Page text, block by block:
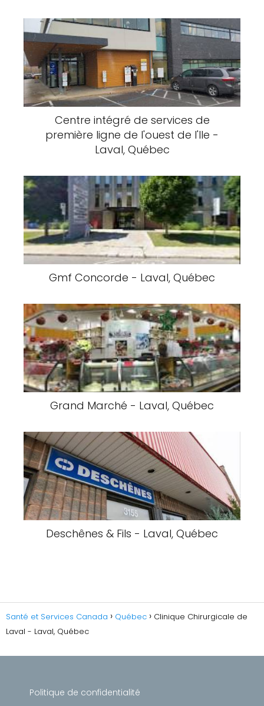
Centre intégré de services de
première ligne de l'ouest de l'Ile -
Laval, Québec
Gmf Concorde - Laval, Québec
Grand Marché - Laval, Québec
Deschênes & Fils - Laval, Québec
Santé et Services Canada Québec
Clinique Chirurgicale de
Laval - Laval, Québec
Politique de confidentialité